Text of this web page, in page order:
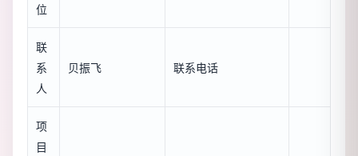
位
联
系
人
贝振飞 联系电话
项
目